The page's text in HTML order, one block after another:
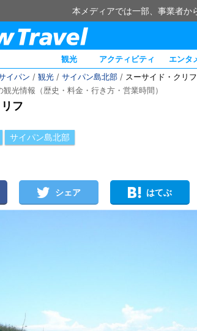
本メディアでは一部、事業者か
観光 アクティビティ エンタ
イパン / 観光 / サイパン島北部 / スーサイド・クリフ
光情報（歴史・料金・行き方・営業時間）
フ
サイパン島北部
シェア はてぶ